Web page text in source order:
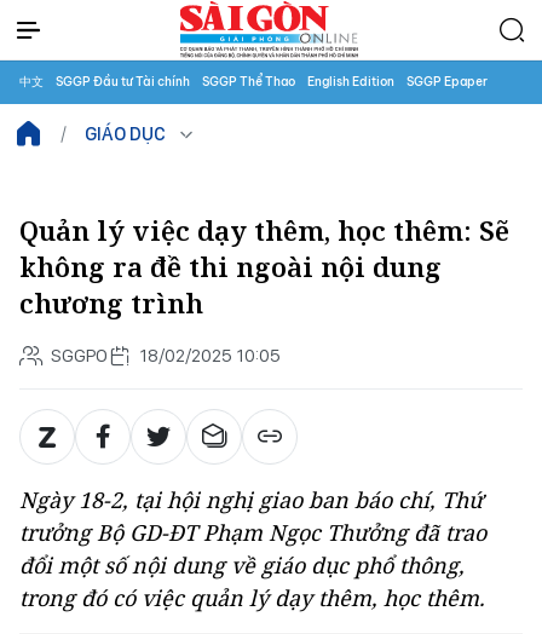
中文 SGGP Đầu tư Tài chính SGGP Thể Thao English Edition SGGP Epaper
GIÁO DỤC
Quản lý việc dạy thêm, học thêm: Sẽ
không ra đề thi ngoài nội dung
chương trình
SGGPO 18/02/2025 10:05
Ngày 18-2, tại hội nghị giao ban báo chí, Thứ
trưởng Bộ GD-ĐT Phạm Ngọc Thưởng đã trao
đổi một số nội dung về giáo dục phổ thông,
trong đó có việc quản lý dạy thêm, học thêm.